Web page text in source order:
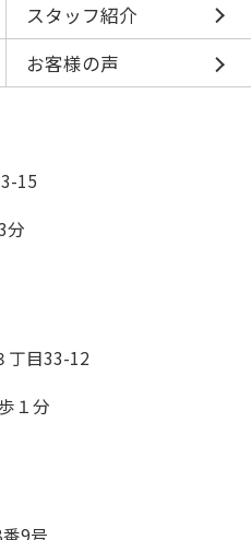
スタッフ紹介
お客様の声
15
分
丁目33-12
１分
9号